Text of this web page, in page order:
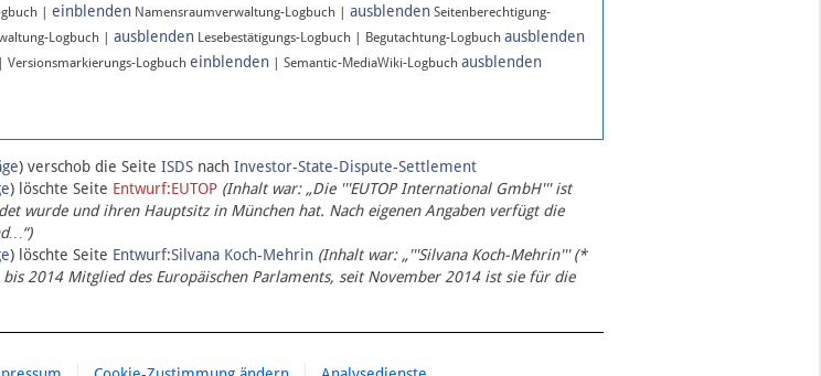
| einblenden Namensraumverwaltung-Logbuch | ausblenden Seitenberechtigung-
Logbuch | ausblenden Lesebestätigungs-Logbuch | Begutachtung-Logbuch ausblenden
| Versionsmarkierungs-Logbuch einblenden | Semantic-MediaWiki-Logbuch ausblenden
) verschob die Seite ISDS nach Investor-State-Dispute-Settlement
) löschte Seite Entwurf:EUTOP (Inhalt war: „Die '''EUTOP International GmbH''' ist
wurde und ihren Hauptsitz in München hat. Nach eigenen Angaben verfügt die
) löschte Seite Entwurf:Silvana Koch-Mehrin (Inhalt war: „'''Silvana Koch-Mehrin''' (*
2014 Mitglied des Europäischen Parlaments, seit November 2014 ist sie für die